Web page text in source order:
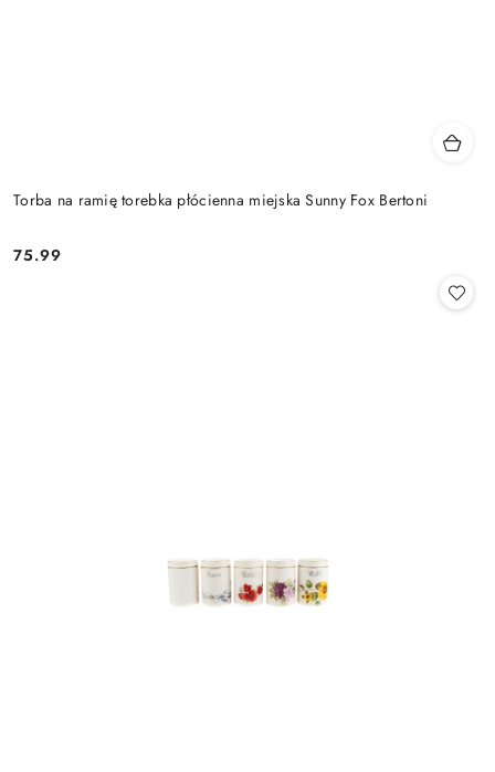
Torba na ramię torebka płócienna miejska Sunny Fox Bertoni
Cena:
75.99